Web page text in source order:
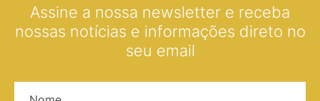
Assine a nossa newsletter e receba
nossas notícias e informações direto no
seu email